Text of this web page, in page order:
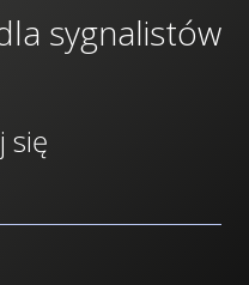
sygnalistów
się